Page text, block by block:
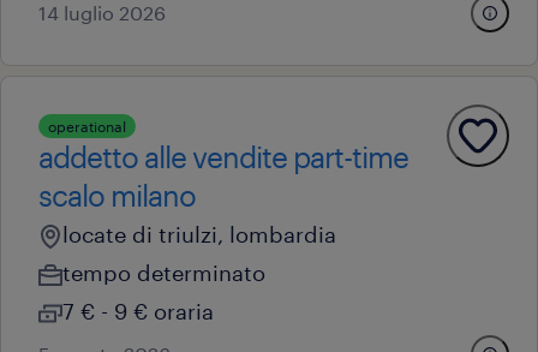
14 luglio 2026
operational
addetto alle vendite part-time
scalo milano
locate di triulzi, lombardia
tempo determinato
7 € - 9 € oraria